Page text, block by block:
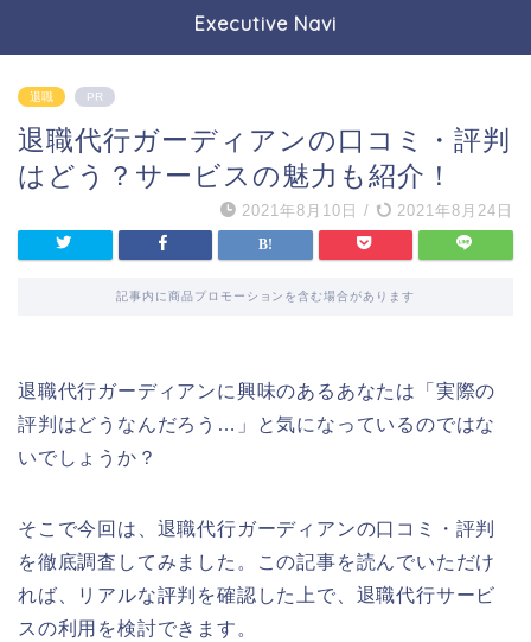
Executive Navi
退職 PR
退職代行ガーディアンの口コミ・評判
はどう？サービスの魅力も紹介！
2021年8月10日 / 2021年8月24日
記事内に商品プロモーションを含む場合があります
退職代行ガーディアンに興味のあるあなたは「実際の
評判はどうなんだろう…」と気になっているのではな
いでしょうか？
そこで今回は、退職代行ガーディアンの口コミ・評判
を徹底調査してみました。この記事を読んでいただけ
れば、リアルな評判を確認した上で、退職代行サービ
スの利用を検討できます。